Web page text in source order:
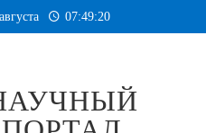
07:49:20